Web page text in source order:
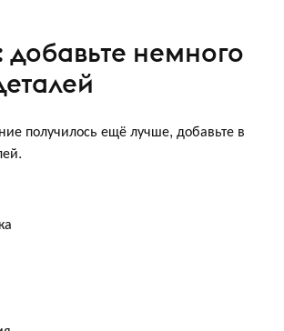
добавьте немного
получилось ещё лучше, добавьте в